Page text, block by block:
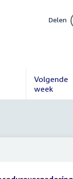
Delen
Volgende
week
Volgende